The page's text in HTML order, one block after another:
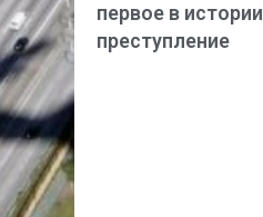
первое в истории
преступление